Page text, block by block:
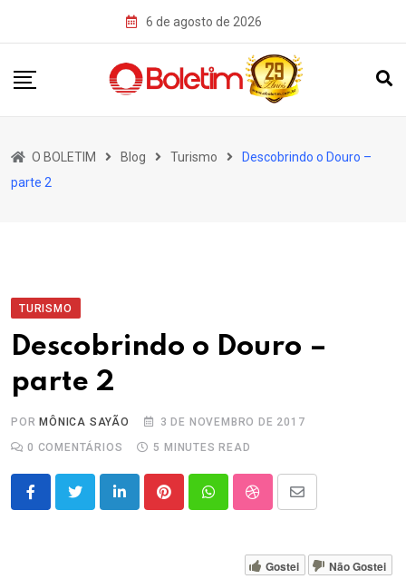
6 de agosto de 2026
O BOLETIM Blog Turismo
Descobrindo o Douro –
parte 2
TURISMO
Descobrindo o Douro –
parte 2
POR MÔNICA SAYÃO
3 DE NOVEMBRO DE 2017
0 COMENTÁRIOS 5 MINUTES READ
LinkedInPinterestWhatsappStumbleUpon
Share
Email
Gostei Não Gostei